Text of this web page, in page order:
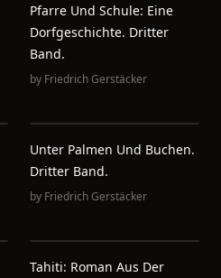
Pfarre Und Schule: Eine
Dorfgeschichte. Dritter
Band.
by Friedrich Gerstäcker
Unter Palmen Und Buchen.
Dritter Band.
by Friedrich Gerstäcker
Tahiti: Roman Aus Der